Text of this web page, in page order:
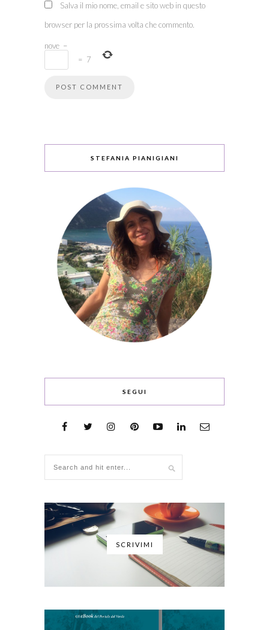
Salva il mio nome, email e sito web in questo
browser per la prossima volta che commento.
nove −
= 7
STEFANIA PIANIGIANI
SEGUI
SCRIVIMI